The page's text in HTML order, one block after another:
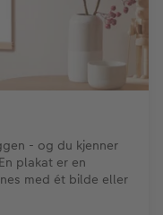
- og du kjenner
plakat er en
med ét bilde eller